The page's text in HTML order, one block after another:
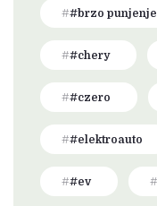
#brzo punjenje
#chery
#czero
#elektroauto
#ev